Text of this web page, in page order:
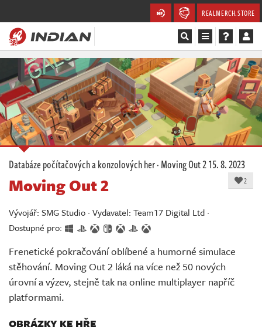
REALMERCH.STORE
Magazín
Recenze
Videa
Soutěže
Databáze
Komunita
Redakce
Živě
Databáze počítačových a konzolových her·Moving Out 215. 8. 2023
2
Moving Out 2
Vývojář: SMG Studio · Vydavatel: Team17 Digital Ltd ·
Dostupné pro:
Frenetické pokračování oblíbené a humorné simulace
stěhování. Moving Out 2 láká na více než 50 nových
úrovní a výzev, stejně tak na online multiplayer napříč
platformami.
OBRÁZKY KE HŘE